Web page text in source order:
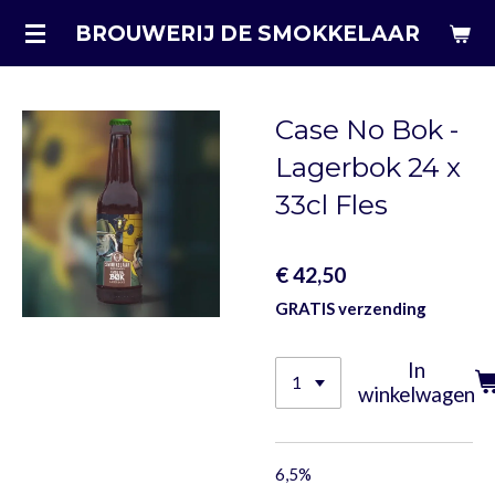
Ga
de
hoofdinhoud
BROUWERIJ DE SMOKKELAAR
Case No Bok -
Lagerbok 24 x
33cl Fles
€ 42,50
GRATIS verzending
In
winkelwagen
6,5%